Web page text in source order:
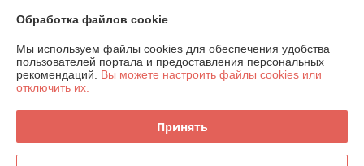
График работы
Полная версия сайта
Обработка файлов cookie
Мы используем файлы cookies для обеспечения удобства
пользователей портала и предоставления персональных
рекомендаций. Вы можете настроить файлы cookies или
отключить их.
Принять